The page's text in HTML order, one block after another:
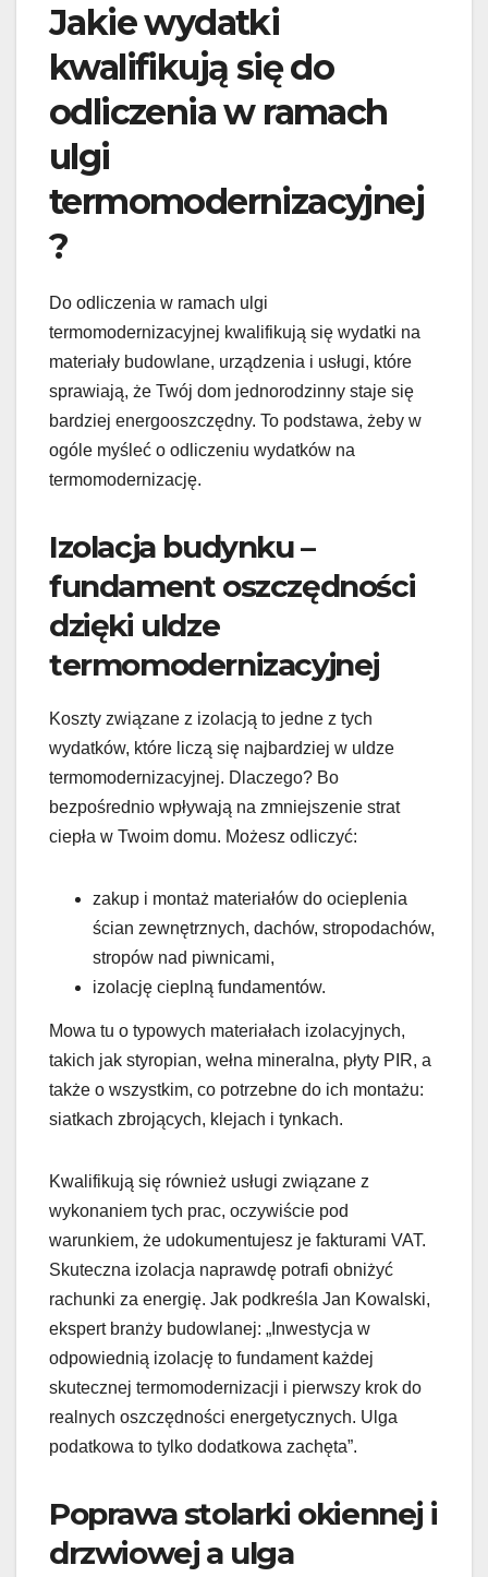
Jakie wydatki
kwalifikują się do
odliczenia w ramach
ulgi
termomodernizacyjnej
?
Do odliczenia w ramach ulgi
termomodernizacyjnej kwalifikują się wydatki na
materiały budowlane, urządzenia i usługi, które
sprawiają, że Twój dom jednorodzinny staje się
bardziej energooszczędny. To podstawa, żeby w
ogóle myśleć o odliczeniu wydatków na
termomodernizację.
Izolacja budynku –
fundament oszczędności
dzięki uldze
termomodernizacyjnej
Koszty związane z izolacją to jedne z tych
wydatków, które liczą się najbardziej w uldze
termomodernizacyjnej. Dlaczego? Bo
bezpośrednio wpływają na zmniejszenie strat
ciepła w Twoim domu. Możesz odliczyć:
zakup i montaż materiałów do ocieplenia
ścian zewnętrznych, dachów, stropodachów,
stropów nad piwnicami,
izolację cieplną fundamentów.
Mowa tu o typowych materiałach izolacyjnych,
takich jak styropian, wełna mineralna, płyty PIR, a
także o wszystkim, co potrzebne do ich montażu:
siatkach zbrojących, klejach i tynkach.
Kwalifikują się również usługi związane z
wykonaniem tych prac, oczywiście pod
warunkiem, że udokumentujesz je fakturami VAT.
Skuteczna izolacja naprawdę potrafi obniżyć
rachunki za energię. Jak podkreśla Jan Kowalski,
ekspert branży budowlanej: „Inwestycja w
odpowiednią izolację to fundament każdej
skutecznej termomodernizacji i pierwszy krok do
realnych oszczędności energetycznych. Ulga
podatkowa to tylko dodatkowa zachęta”.
Poprawa stolarki okiennej i
drzwiowej a ulga